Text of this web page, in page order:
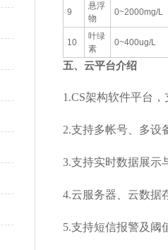
9
悬浮
物
0~2000mg/L
10
叶绿
素
0~400ug/L
五、云平台介绍
1.CS架构软件平台
2.支持多帐号、多设
3.支持实时数据展示
4.云服务器、云数据
5.支持短信报警及阈